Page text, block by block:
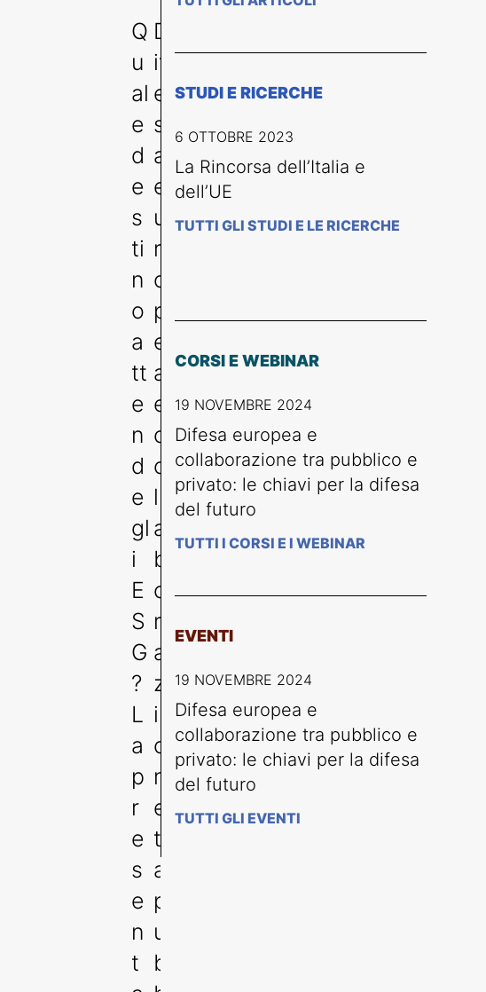
STUDI E RICERCHE
6 OTTOBRE 2023
La Rincorsa dell’Italia e
dell’UE
TUTTI GLI STUDI E LE RICERCHE
CORSI E WEBINAR
19 NOVEMBRE 2024
Difesa europea e
collaborazione tra pubblico e
privato: le chiavi per la difesa
del futuro
TUTTI I CORSI E I WEBINAR
EVENTI
19 NOVEMBRE 2024
Difesa europea e
collaborazione tra pubblico e
privato: le chiavi per la difesa
del futuro
TUTTI GLI EVENTI
Q
u
al
e
d
e
s
ti
n
o
a
tt
e
n
d
e
gl
i
E
S
G
?
L
a
p
r
e
s
e
n
t
D
if
e
s
a
e
u
r
o
p
e
a
e
c
o
ll
a
b
o
r
a
z
i
o
n
e
tr
a
p
u
b